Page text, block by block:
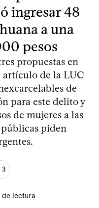
ingresar 48
a una
pesos
propuestas en
artículo de la LUC
de
para este delito y
de mujeres a las
públicas piden
3
de lectura